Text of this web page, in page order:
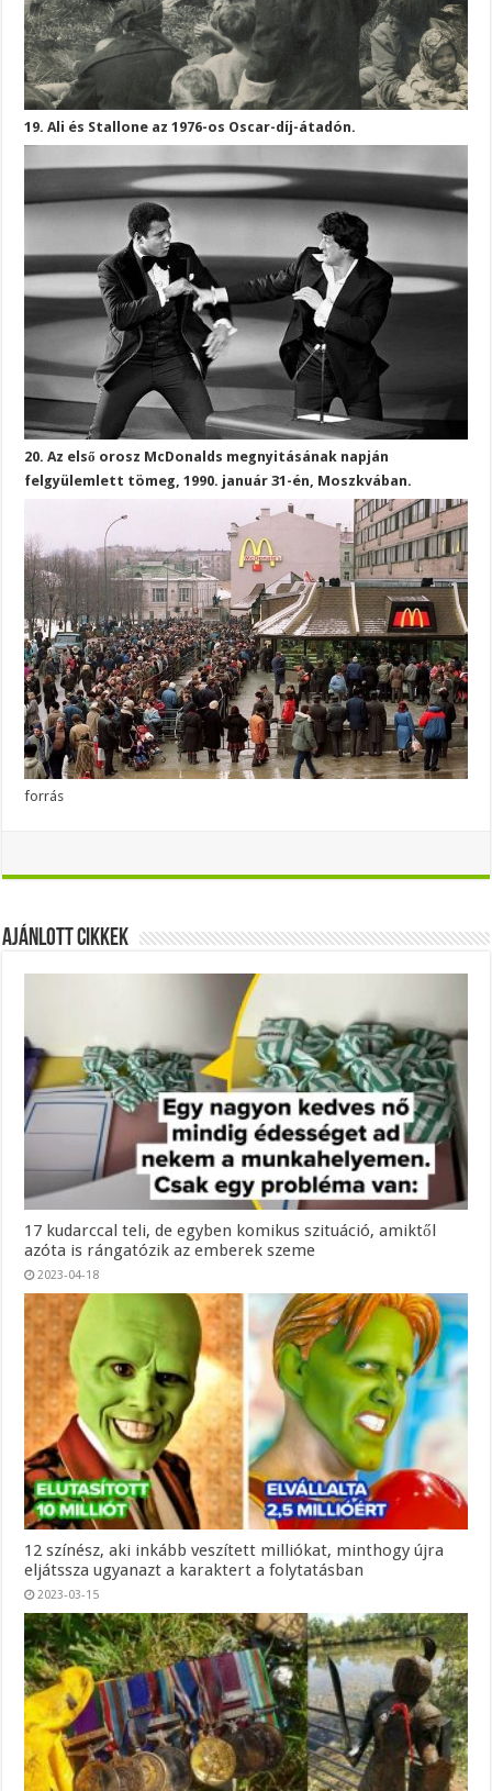
19. Ali és Stallone az 1976-os Oscar-díj-átadón.
20. Az első orosz McDonalds megnyitásának napján
felgyülemlett tömeg, 1990. január 31-én, Moszkvában.
forrás
Ajánlott Cikkek
17 kudarccal teli, de egyben komikus szituáció, amiktől
azóta is rángatózik az emberek szeme
2023-04-18
12 színész, aki inkább veszített milliókat, minthogy újra
eljátssza ugyanazt a karaktert a folytatásban
2023-03-15